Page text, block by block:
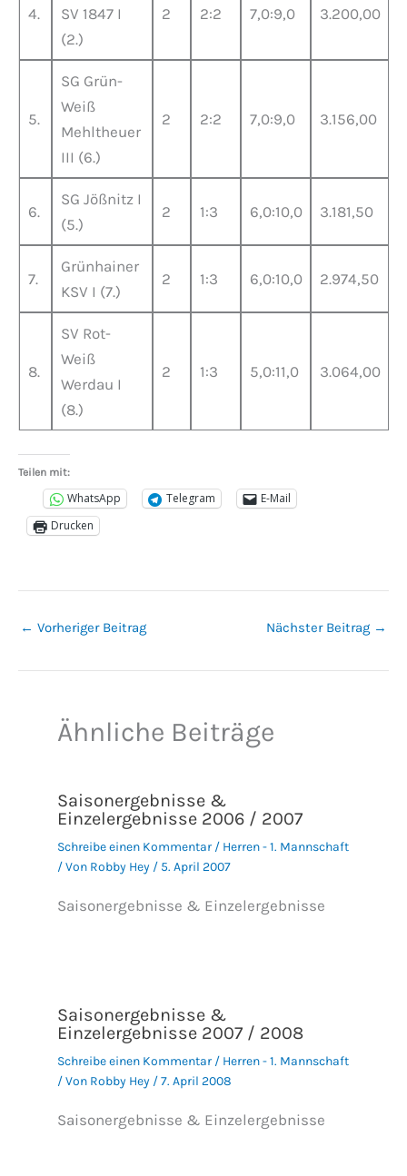
4.
SV 1847 I
(2.)
2 2:2 7,0:9,0 3.200,00
5.
SG Grün-
Weiß
Mehltheuer
III (6.)
2 2:2 7,0:9,0 3.156,00
6.
SG Jößnitz I
(5.)
2 1:3 6,0:10,0 3.181,50
7.
Grünhainer
KSV I (7.)
2 1:3 6,0:10,0 2.974,50
8.
SV Rot-
Weiß
Werdau I
(8.)
2 1:3 5,0:11,0 3.064,00
Teilen mit:
WhatsApp Telegram
E-Mail
Drucken
← Vorheriger Beitrag Nächster Beitrag →
Ähnliche Beiträge
Saisonergebnisse &
Einzelergebnisse 2006 / 2007
Schreibe einen Kommentar / Herren - 1. Mannschaft
/ Von Robby Hey / 5. April 2007
Saisonergebnisse & Einzelergebnisse
Saisonergebnisse &
Einzelergebnisse 2007 / 2008
Schreibe einen Kommentar / Herren - 1. Mannschaft
/ Von Robby Hey /7. April 2008
Saisonergebnisse & Einzelergebnisse